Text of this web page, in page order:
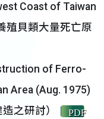
Coast of Taiwan
殖貝類大量死亡原
of Ferro-
Area (Aug. 1975)
之研討）
PDF